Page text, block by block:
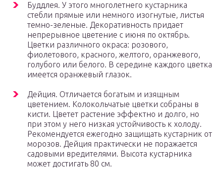
Буддлея. У этого многолетнего кустарника
стебли прямые или немного изогнутые, листья
темно-зеленые. Декоративность придает
непрерывное цветение с июня по октябрь.
Цветки различного окраса: розового,
фиолетового, красного, желтого, оранжевого,
голубого или белого. В середине каждого цветка
имеется оранжевый глазок.
Дейция. Отличается богатым и изящным
цветением. Колокольчатые цветки собраны в
кисти. Цветет растение эффектно и долго, но
при этом у него низкая устойчивость к холоду.
Рекомендуется ежегодно защищать кустарник от
морозов. Дейция практически не поражается
садовыми вредителями. Высота кустарника
может достигать 80 см.